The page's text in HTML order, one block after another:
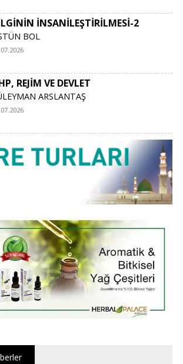
İNSANİLEŞTİRİLMESİ-2
BOL
REJİM VE DEVLET
ARSLANTAŞ